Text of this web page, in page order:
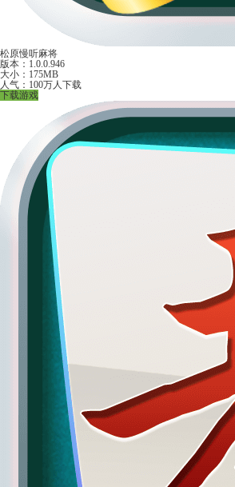
松原慢听麻将
版本：1.0.0.946
大小：175MB
人气：100万人下载
下载游戏